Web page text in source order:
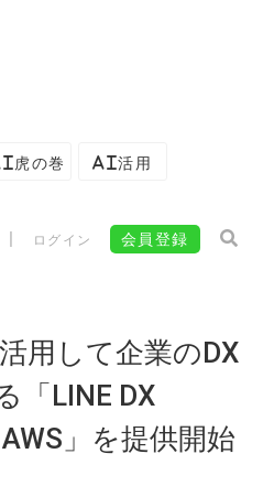
虎の巻 AI活用
ログイン 会員登録
用して企業のDX
「LINE DX
」を提供開始